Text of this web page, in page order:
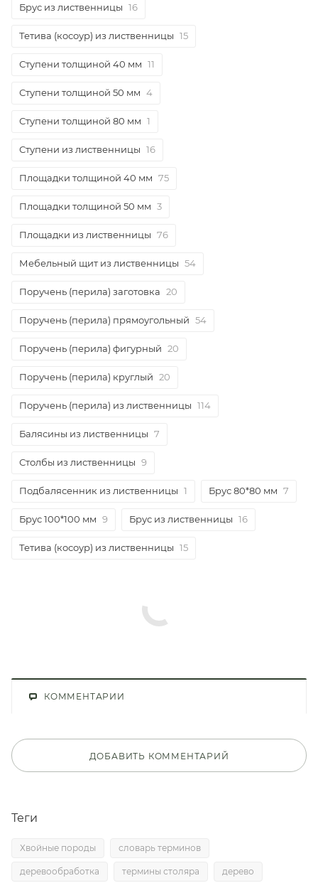
Брус из лиственницы 16
Тетива (косоур) из лиственницы 15
Ступени толщиной 40 мм 11
Ступени толщиной 50 мм 4
Ступени толщиной 80 мм 1
Ступени из лиственницы 16
Площадки толщиной 40 мм 75
Площадки толщиной 50 мм 3
Площадки из лиственницы 76
Мебельный щит из лиственницы 54
Поручень (перила) заготовка 20
Поручень (перила) прямоугольный 54
Поручень (перила) фигурный 20
Поручень (перила) круглый 20
Поручень (перила) из лиственницы 114
Балясины из лиственницы 7
Столбы из лиственницы 9
Подбалясенник из лиственницы 1 Брус 80*80 мм 7
Брус 100*100 мм 9 Брус из лиственницы 16
Тетива (косоур) из лиственницы 15
КОММЕНТАРИИ
ДОБАВИТЬ КОММЕНТАРИЙ
Теги
Хвойные породы словарь терминов
деревообработка термины столяра дерево